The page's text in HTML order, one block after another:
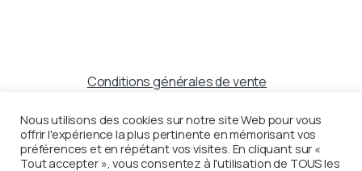
Conditions générales de vente
Mentions légales
Politique de confidentialité
Nous utilisons des cookies sur notre site Web pour vous
offrir l'expérience la plus pertinente en mémorisant vos
préférences et en répétant vos visites. En cliquant sur «
Tout accepter », vous consentez à l'utilisation de TOUS les